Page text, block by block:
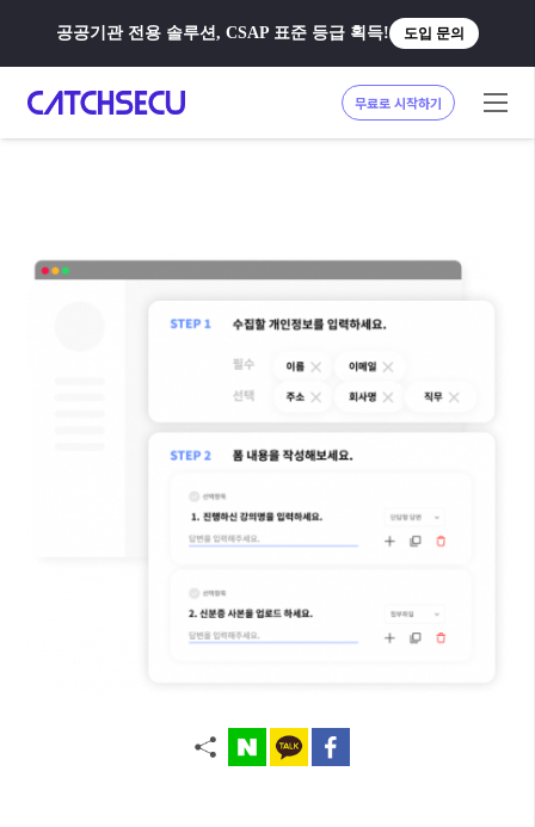
공공기관 전용 솔루션, CSAP 표준 등급 획득! 도입 문의
무료로 시작하기